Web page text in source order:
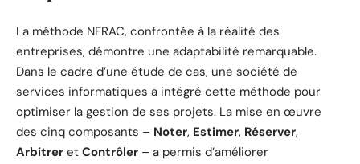
La méthode NERAC, confrontée à la réalité des
entreprises, démontre une adaptabilité remarquable.
Dans le cadre d’une étude de cas, une société de
services informatiques a intégré cette méthode pour
optimiser la gestion de ses projets. La mise en œuvre
des cinq composants – Noter, Estimer, Réserver,
Arbitrer et Contrôler – a permis d’améliorer